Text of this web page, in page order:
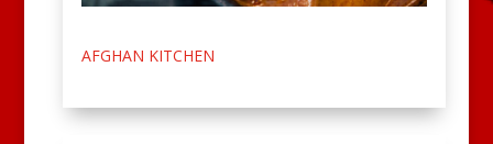
AFGHAN KITCHEN